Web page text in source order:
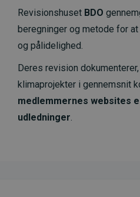
Revisionshuset BDO
beregninger og metode for
og pålidelighed.
Deres revision
klimaprojekter i gennemsnit
medlemmernes websites
udledninger.